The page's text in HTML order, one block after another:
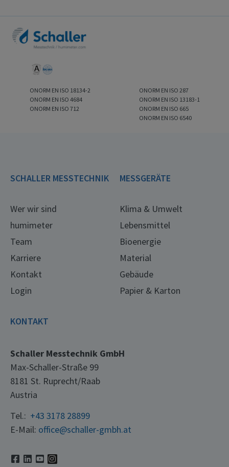
ONORM EN ISO 18134-2
ONORM EN ISO 4684
ONORM EN ISO 712
ONORM EN ISO 287
ONORM EN ISO 13183-1
ONORM EN ISO 665
ONORM EN ISO 6540
SCHALLER MESSTECHNIK
Wer wir sind
humimeter
Team
Karriere
Kontakt
Login
MESSGERÄTE
Klima & Umwelt
Lebensmittel
Bioenergie
Material
Gebäude
Papier & Karton
KONTAKT
Schaller Messtechnik GmbH
Max-Schaller-Straße 99
8181 St. Ruprecht/Raab
Austria
Tel.: +43 3178 28899
E-Mail: office@schaller-gmbh.at